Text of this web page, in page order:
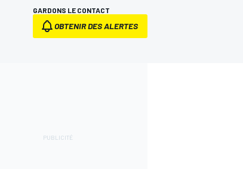
GARDONS LE CONTACT
OBTENIR DES ALERTES